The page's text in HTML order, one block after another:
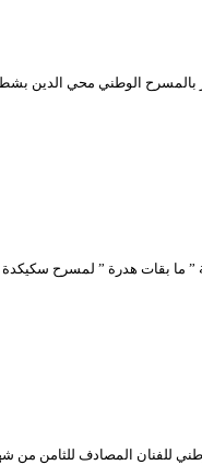
الثانية عشر للمهرجان الوطني للمسرح المحترف بالجزائر
للفنان المصادف